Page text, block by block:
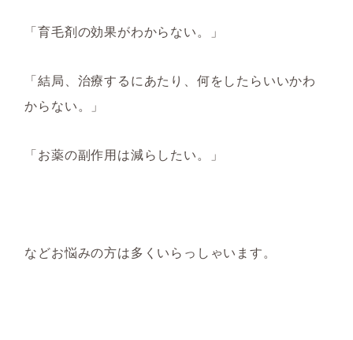
「育毛剤の効果がわからない。」
「結局、治療するにあたり、何をしたらいいかわ
からない。」
「お薬の副作用は減らしたい。」
などお悩みの方は多くいらっしゃいます。